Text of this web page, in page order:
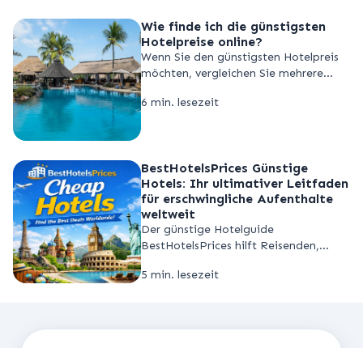
Wie finde ich die günstigsten
Hotelpreise online?
Wenn Sie den günstigsten Hotelpreis
möchten, vergleichen Sie mehrere
beim Hotel), stellen Sie Preisalarme
6 min. lesezeit
BestHotelsPrices Günstige
Hotels: Ihr ultimativer Leitfaden
für erschwingliche Aufenthalte
weltweit
Der günstige Hotelguide
BestHotelsPrices hilft Reisenden,
und preiswerte Aufenthalte sicher zu
5 min. lesezeit